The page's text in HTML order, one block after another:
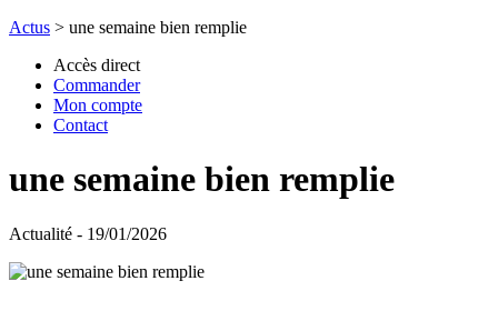
Actus > une semaine bien remplie
Accès direct
Commander
Mon compte
Contact
une semaine bien remplie
Actualité - 19/01/2026